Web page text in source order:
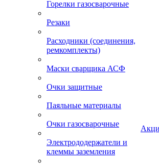
Горелки газосварочные
Резаки
Расходники (соединения,
ремкомплекты)
Маски сварщика АСФ
Очки защитные
Паяльные материалы
Очки газосварочные
Электрододержатели и
клеммы заземления